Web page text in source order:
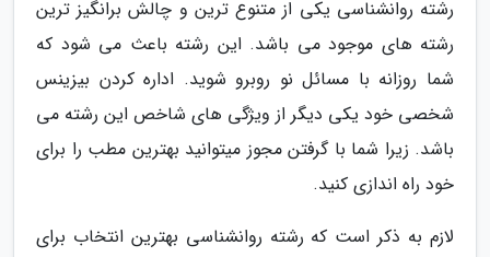
رشته روانشناسی یکی از متنوع ترین و چالش برانگیز ترین
رشته های موجود می باشد. این رشته باعث می شود که
شما روزانه با مسائل نو روبرو شوید. اداره کردن بیزینس
شخصی خود یکی دیگر از ویژگی های شاخص این رشته می
باشد. زیرا شما با گرفتن مجوز میتوانید بهترین مطب را برای
خود راه اندازی کنید.
لازم به ذکر است که رشته روانشناسی بهترین انتخاب برای